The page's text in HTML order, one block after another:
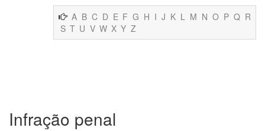
A B C D E F G H I J K L M N O P Q R
S T U V W X Y Z
Infração penal